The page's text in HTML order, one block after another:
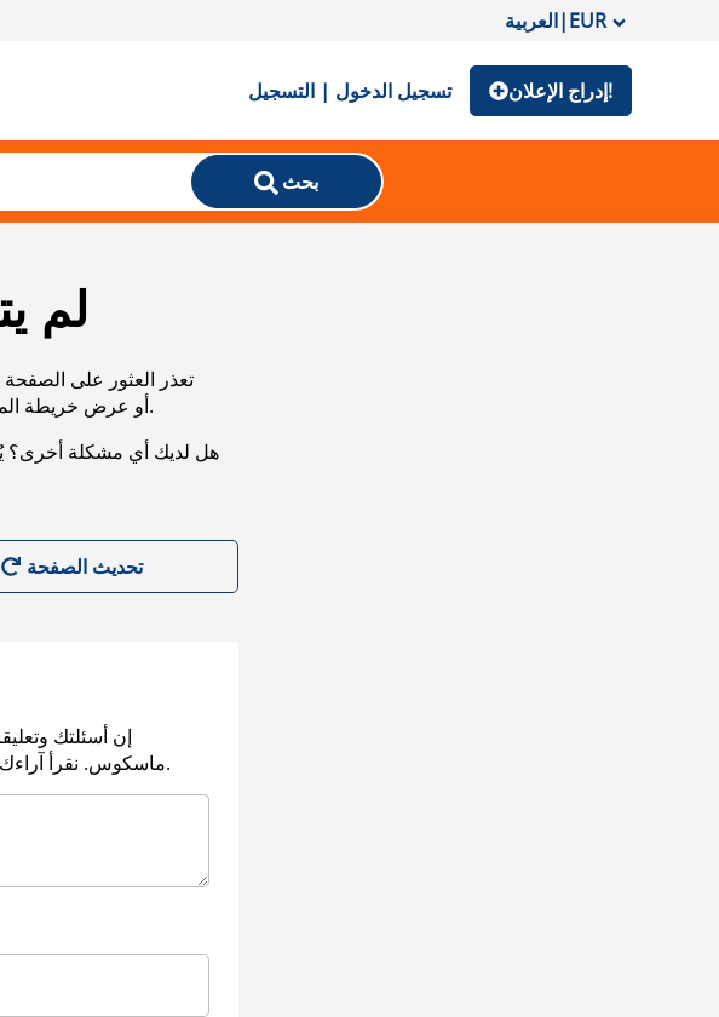
العربية|EUR
تسجيل الدخول | التسجيل إدراج الإعلان!
بحث
لم
تعذر العثور على
URL، أو عرض خريطة الموقع الخاصة بنا لمساعدتك في العثور على ما تريد.
هل لديك أي مشكلة أخرى؟
إن أسئلتك
ماسكوس. نقرأ آراءك، ونرد عليها، بناء على طلبكم في أسرع وقت ممكن.